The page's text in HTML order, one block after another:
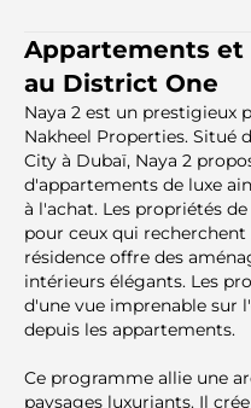
Appartements et
au District One
Naya 2 est un prestigieux
Nakheel Properties. Situé
City à Dubaï, Naya 2
d'appartements de luxe
à l'achat. Les propriétés
pour ceux qui
résidence offre des
intérieurs élégants. Les
d'une vue imprenable sur
depuis les appartements.
Ce programme allie une
paysages luxuriants. Il